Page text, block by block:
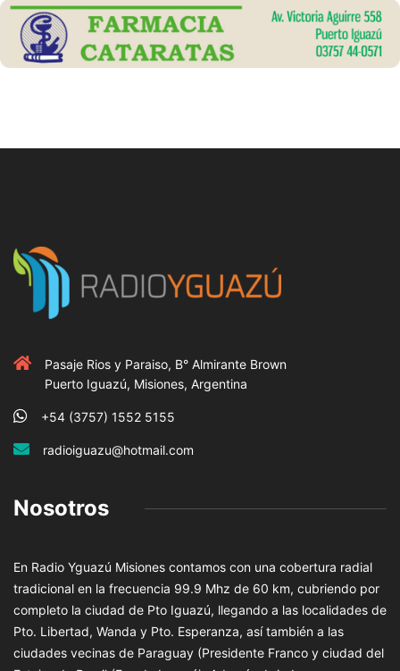
Pasaje Rios y Paraiso, B° Almirante Brown
Puerto Iguazú, Misiones, Argentina
+54 (3757) 1552 5155
radioiguazu@hotmail.com
Nosotros
En Radio Yguazú Misiones contamos con una cobertura radial
tradicional en la frecuencia 99.9 Mhz de 60 km, cubriendo por
completo la ciudad de Pto Iguazú, llegando a las localidades de
Pto. Libertad, Wanda y Pto. Esperanza, así también a las
ciudades vecinas de Paraguay (Presidente Franco y ciudad del